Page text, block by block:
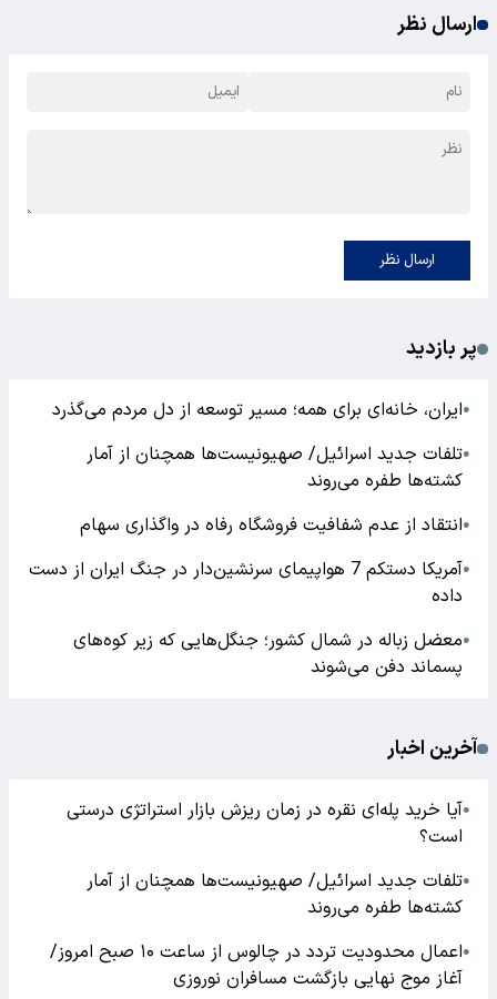
ارسال نظر
ارسال نظر
پر بازدید
●ایران، خانه‌ای برای همه؛ مسیر توسعه از دل مردم می‌گذرد
●تلفات جدید اسرائیل/ صهیونیست‌ها همچنان از آمار
کشته‌ها طفره می‌روند
●انتقاد از عدم شفافیت فروشگاه رفاه در واگذاری سهام
●
آمریکا دستکم 7 هواپیمای سرنشین‌دار در جنگ ایران از دست
داده
●معضل زباله در شمال کشور؛ جنگل‌هایی که زیر کوه‌های
پسماند دفن می‌شوند
آخرین اخبار
●آیا خرید پله‌ای نقره در زمان ریزش بازار استراتژی درستی
است؟
●تلفات جدید اسرائیل/ صهیونیست‌ها همچنان از آمار
کشته‌ها طفره می‌روند
●
اعمال محدودیت تردد در چالوس از ساعت ۱۰ صبح امروز/
آغاز موج نهایی بازگشت مسافران نوروزی